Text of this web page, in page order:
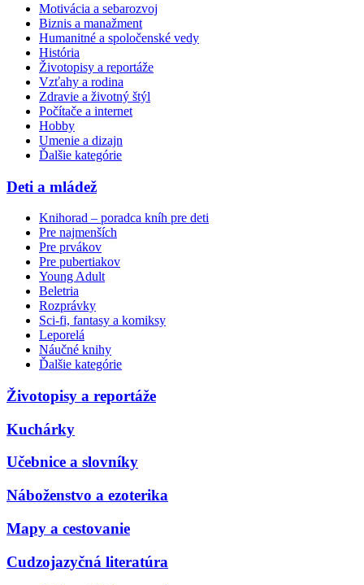
Motivácia a sebarozvoj
Biznis a manažment
Humanitné a spoločenské vedy
História
Životopisy a reportáže
Vzťahy a rodina
Zdravie a životný štýl
Počítače a internet
Hobby
Umenie a dizajn
Ďalšie kategórie
Deti a mládež
Knihorad – poradca kníh pre deti
Pre najmenších
Pre prvákov
Pre pubertiakov
Young Adult
Beletria
Rozprávky
Sci-fi, fantasy a komiksy
Leporelá
Náučné knihy
Ďalšie kategórie
Životopisy a reportáže
Kuchárky
Učebnice a slovníky
Náboženstvo a ezoterika
Mapy a cestovanie
Cudzojazyčná literatúra